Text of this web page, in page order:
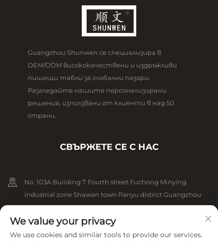
Guangzhou Shunwen се специализира в
OEM/ODM висококачествени и издръжливи
пишещи табли за глобални пазари.
Разгледайте нашите персонализирани
решения, използвани от клиенти в над 50
страни.
СВЪРЖЕТЕ СЕ С НАС
No. 103A Building 7 Fourth street Fuchong Minying
industrial zone Shawan town Panyu district Guangzhou
China
+86-13825079825
We value your privacy
We use cookies and similar tools to provide our services.